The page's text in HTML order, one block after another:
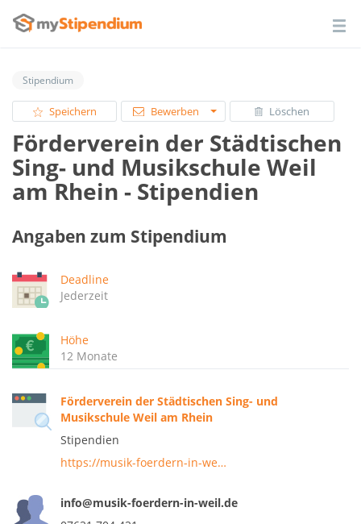
Stipendium
Speichern Bewerben Löschen
Förderverein der Städtischen
Sing- und Musikschule Weil
am Rhein - Stipendien
Angaben zum Stipendium
Deadline
Jederzeit
Höhe
12 Monate
Förderverein der Städtischen Sing- und
Musikschule Weil am Rhein
Stipendien
https://musik-foerdern-in-we…
info@musik-foerdern-in-weil.de